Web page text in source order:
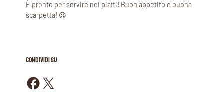
È pronto per servire nei piatti! Buon appetito e buona
scarpetta! 😉
CONDIVIDI SU
Condividi su Facebook Condividi su X